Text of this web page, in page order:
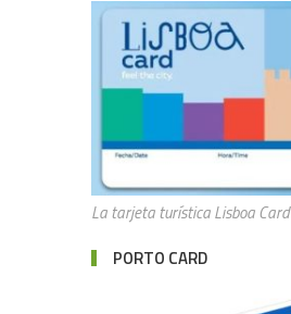
La tarjeta turística Lisboa Card
PORTO CARD